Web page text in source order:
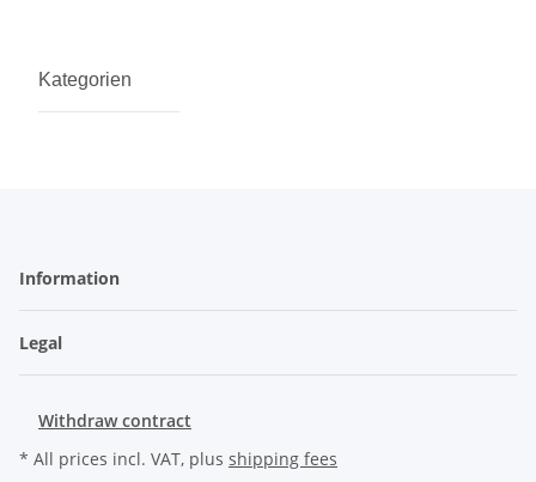
Kategorien
Information
Legal
Withdraw contract
* All prices incl. VAT, plus shipping fees